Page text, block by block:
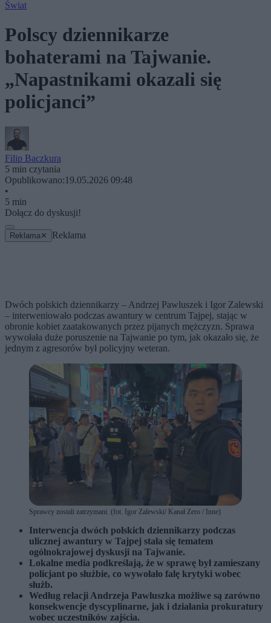
Świat
Polscy dziennikarze
bohaterami na Tajwanie.
„Napastnikami okazali się
policjanci”
Filip Baczkura
5 min czytania
Opublikowano:19.05.2026 09:48
•
5 min
Dołącz do dyskusji!
Reklama ✕ Reklama
Dwóch polskich dziennikarzy – Andrzej Pawluszek i Igor Zalewski
– interweniowało podczas awantury w centrum Tajpej, stając w
obronie kobiet zaatakowanych przez pijanych mężczyzn. Sprawa
wywołała duże poruszenie na Tajwanie po tym, jak okazało się, że
jednym z agresorów był policyjny weteran.
Sprawcy zostali zatrzymani. (fot. Igor Zalewski/ Kanał Zero / Inne)
Interwencja dwóch polskich dziennikarzy podczas
ulicznej awantury w Tajpej stała się tematem
ogólnokrajowej dyskusji na Tajwanie.
Lokalne media podkreślają, że w sprawę był zamieszany
policjant po służbie, co wywołało falę krytyki wobec
służb.
Według relacji Andrzeja Pawluszka możliwe są zarówno
konsekwencje dyscyplinarne, jak i działania prokuratury
wobec uczestników zajścia.